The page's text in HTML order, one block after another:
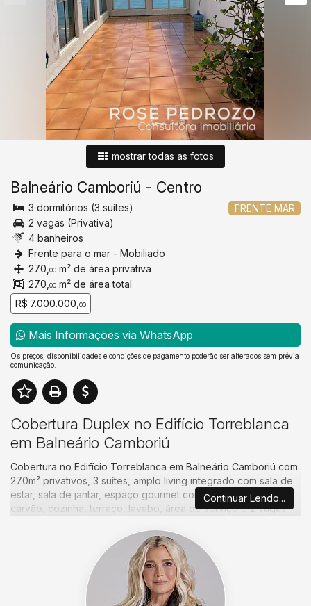
mostrar todas as fotos
Balneário Camboriú - Centro
FRENTE MAR
3 dormitórios (3 suítes)
2 vagas (Privativa)
4 banheiros
Frente para o mar - Mobiliado
270, 00 m² de área privativa
270, 00 m² de área total
R$ 7.000.000, 00
Mais Informações via WhatsApp
Os preços, disponibilidades e condições de pagamento poderão ser alterados sem prévia
comunicação.
Cobertura Duplex no Edifício Torreblanca
em Balneário Camboriú
Cobertura no Edifício Torreblanca em Balneário Camboriú com
270m² privativos, 3 suítes, amplo living integrado com sala de
estar, sala de jantar, espaço gourmet com churrasqueira a
carvão, cozinha, terraço, lavabo, área de serviço e 2 vagas
O empreendimento está localizado à beira-mar na Barra Sul de
Balneário Camboriú, uma área sofisticada com vistas
deslumbrantes do oceano e acesso direto à praia. A região
oferece uma infraestrutura completa, incluindo restaurantes,
bares, lojas de alto padrão e proximidade com as principais
Continuar Lendo...